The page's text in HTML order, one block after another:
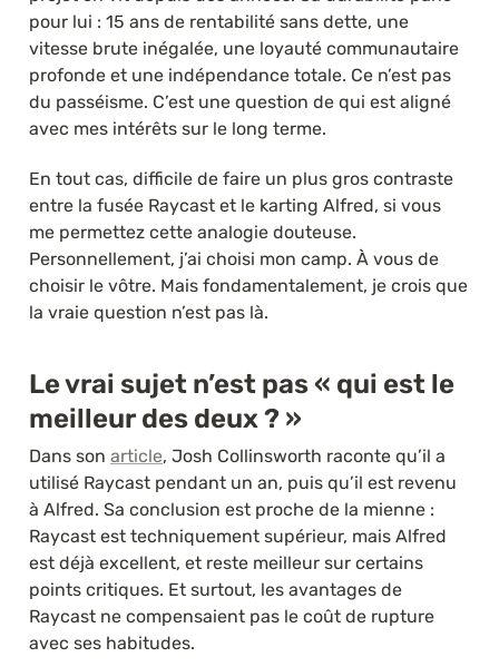
pour lui : 15 ans de rentabilité sans dette, une
vitesse brute inégalée, une loyauté communautaire
profonde et une indépendance totale. Ce n’est pas
du passéisme. C’est une question de qui est aligné
avec mes intérêts sur le long terme.
En tout cas, difficile de faire un plus gros contraste
entre la fusée Raycast et le karting Alfred, si vous
me permettez cette analogie douteuse.
Personnellement, j’ai choisi mon camp. À vous de
choisir le vôtre. Mais fondamentalement, je crois que
la vraie question n’est pas là.
Le vrai sujet n’est pas « qui est le
meilleur des deux ? »
Dans son article, Josh Collinsworth raconte qu’il a
utilisé Raycast pendant un an, puis qu’il est revenu
à Alfred. Sa conclusion est proche de la mienne :
Raycast est techniquement supérieur, mais Alfred
est déjà excellent, et reste meilleur sur certains
points critiques. Et surtout, les avantages de
Raycast ne compensaient pas le coût de rupture
avec ses habitudes.